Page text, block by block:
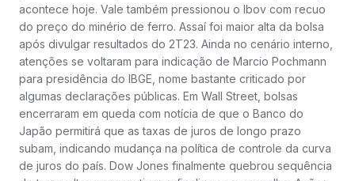
acontece hoje. Vale também pressionou o Ibov com recuo
do preço do minério de ferro. Assaí foi maior alta da bolsa
após divulgar resultados do 2T23. Ainda no cenário interno,
atenções se voltaram para indicação de Marcio Pochmann
para presidência do IBGE, nome bastante criticado por
algumas declarações públicas. Em Wall Street, bolsas
encerraram em queda com notícia de que o Banco do
Japão permitirá que as taxas de juros de longo prazo
subam, indicando mudança na política de controle da curva
de juros do país. Dow Jones finalmente quebrou sequência